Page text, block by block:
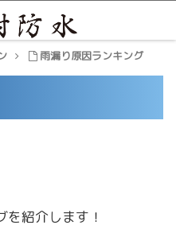
雨漏り原因ランキング
紹介します！